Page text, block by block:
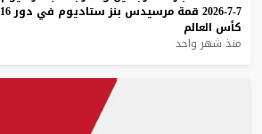
7-7-2026
قمة مرسيدس بنز ستاديوم في دور16
كأس العالم
منذ شهر واحد